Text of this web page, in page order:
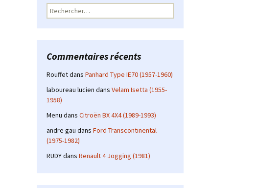
Rechercher :
Commentaires récents
Rouffetdans Panhard Type IE70 (1957-1960)
laboureau lucien dans Velam Isetta (1955-
1958)
Menu dans Citroën BX 4X4 (1989-1993)
andre gau dans Ford Transcontinental
(1975-1982)
RUDYdans Renault 4 Jogging (1981)